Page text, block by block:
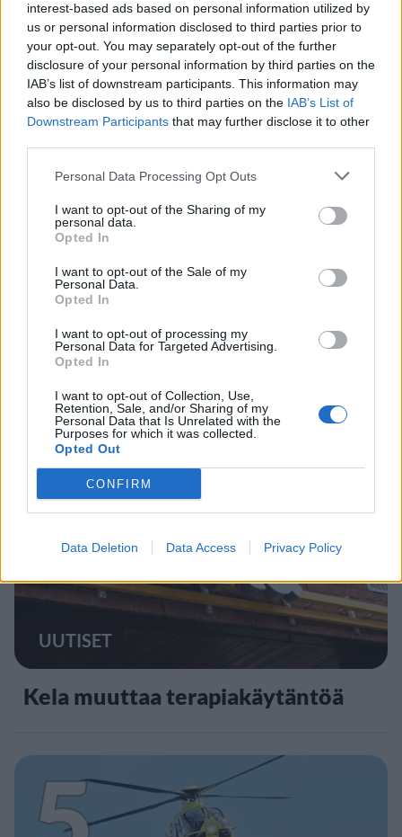
interest-based ads based on personal information utilized by
us or personal information disclosed to third parties prior to
your opt-out. You may separately opt-out of the further
disclosure of your personal information by third parties on the
IAB’s list of downstream participants. This information may
also be disclosed by us to third parties on the IAB’s List of
Downstream Participants that may further disclose it to other
Personal Data Processing Opt Outs
I want to opt-out of the Sharing of my
personal data.
Opted In
I want to opt-out of the Sale of my
Personal Data.
Opted In
I want to opt-out of processing my
Personal Data for Targeted Advertising.
Opted In
I want to opt-out of Collection, Use,
Retention, Sale, and/or Sharing of my
Personal Data that Is Unrelated with the
Purposes for which it was collected.
Opted Out
CONFIRM
Data Deletion Data Access Privacy Policy
Sääennuste ulottuu nyt
marraskuulle – tältä näyttää
syksyn sää
3
MATKAILU
Finnairin lennoista osan lentää
jatkossa toinen lentoyhtiö –
matkustajille tärkeä rajoitus
4
UUTISET
Kela muuttaa terapiakäytäntöä